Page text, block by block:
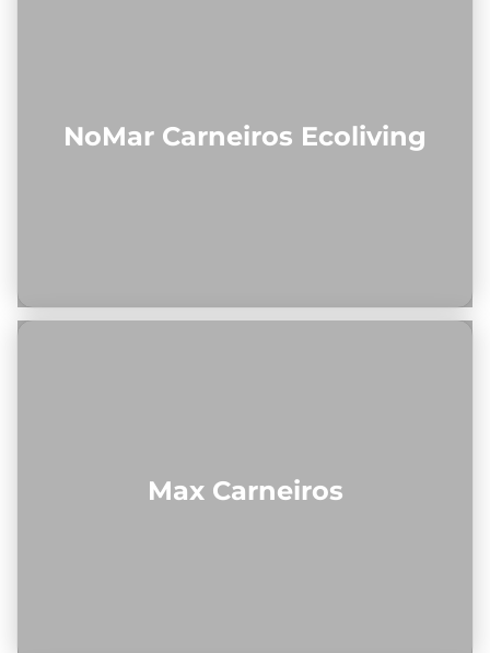
NoMar Carneiros Ecoliving
Max Carneiros